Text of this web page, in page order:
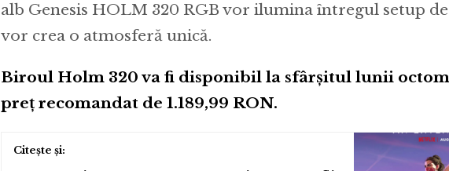
alb Genesis HOLM 320 RGB vor ilumina întregul setup
vor crea o atmosferă unică.
Biroul Holm 320 va fi disponibil la sfârșitul lunii
preț recomandat de 1.189,99 RON.